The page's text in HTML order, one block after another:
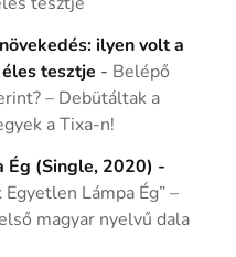
ilyen volt a
tesztje - Belépő
– Debütáltak a
a Tixa-n!
Ég (Single, 2020) -
Egyetlen Lámpa Ég” –
magyar nyelvű dala